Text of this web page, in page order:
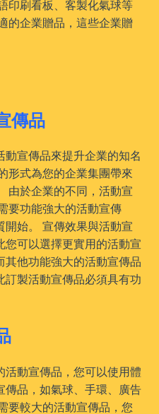
印刷看板、客製化氣球等
的企業贈品，這些企業贈
傳品
宣傳品來提升企業的知名
形式為您的企業集團帶來
由於企業的不同，活動宣
要功能強大的活動宣傳
始。 宣傳效果與活動宣
可以選擇更實用的活動宣
他功能強大的活動宣傳品
製活動宣傳品必須具有功
動宣傳品，您可以使用體
品，如氣球、手環、廣告
要較大的活動宣傳品，您